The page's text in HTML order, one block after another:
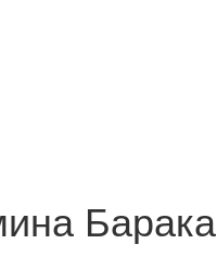
Барака